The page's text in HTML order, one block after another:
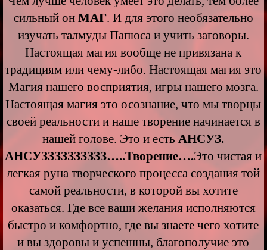
сильный он МАГ. И для этого необязательно
изучать талмуды Папюса и учить заговоры.
Настоящая магия вообще не привязана к
традициям или чему-либо. Настоящая магия это
Магия нашего восприятия, игры нашего мозга.
Настоящая магия это осознание, что мы творцы
своей реальности и наше творение начинается в
нашей голове. Это и естьАНСУЗ.
АНСУЗЗЗЗЗЗЗЗЗЗ…..Творение….Это чистая и
легкая руна творческого процесса создания той
самой реальности, в которой вы хотите
оказаться. Где все ваши желания исполняются
быстро и комфортно, где вы знаете чего хотите
и вы здоровы и успешны, благополучие это